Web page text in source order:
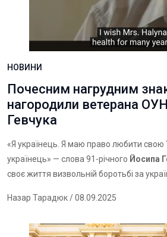
НОВИНИ
Почесним нагрудним
нагородили ветерана
Гевчука
«Я українець. Я маю право любити свою
українець» — слова 91-річного Йосипа
своє життя визвольній боротьбі за
Назар Тарадюк/ 08.09.2025